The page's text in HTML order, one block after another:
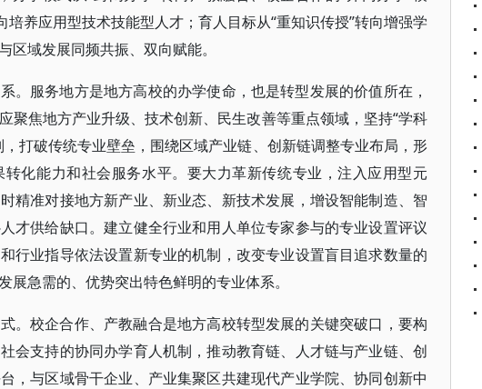
培养应用型技术技能型人才；育人目标从“重知识传授”转向增强学
域发展同频共振、双向赋能。
。服务地方是地方高校的办学使命，也是转型发展的价值所在，
聚焦地方产业升级、技术创新、民生改善等重点领域，坚持“学科
打破传统专业壁垒，围绕区域产业链、创新链调整专业布局，形
化能力和社会服务水平。要大力革新传统专业，注入应用型元
精准对接地方新产业、新业态、新技术发展，增设智能制造、智
才供给缺口。建立健全行业和用人单位专家参与的专业设置评议
行业指导依法设置新专业的机制，改变专业设置盲目追求数量的
急需的、优势突出特色鲜明的专业体系。
。校企合作、产教融合是地方高校转型发展的关键突破口，要构
会支持的协同办学育人机制，推动教育链、人才链与产业链、创
，与区域骨干企业、产业集聚区共建现代产业学院、协同创新中